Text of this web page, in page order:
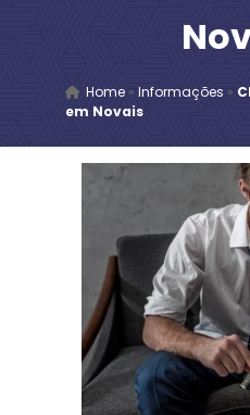
Home» Informações »
em Novais